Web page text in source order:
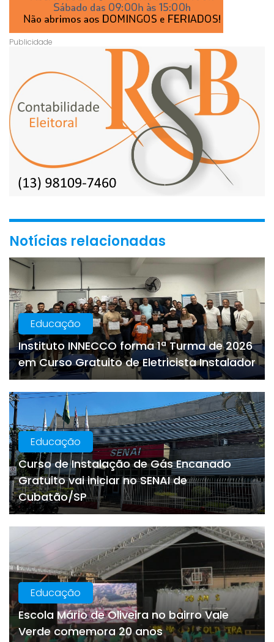
Notícias relacionadas
Educação
Instituto INNECCO forma 1ª Turma de 2026
em Curso Gratuito de Eletricista Instalador
Educação
Curso de Instalação de Gás Encanado
Gratuito vai iniciar no SENAI de
Cubatão/SP
Educação
Escola Mário de Oliveira no bairro Vale
Verde comemora 20 anos